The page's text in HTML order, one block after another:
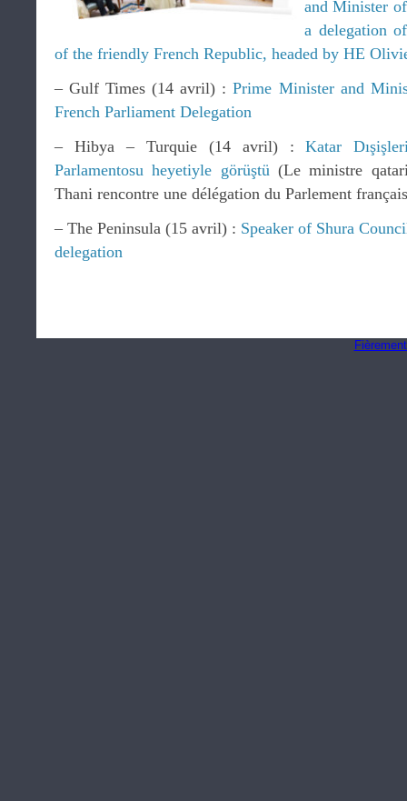
and Minister
a delegation
of the friendly French Republic, headed by HE
– Gulf Times (14 avril) :Prime Minister and
French Parliament Delegation
– Hibya – Turquie (14 avril) :Katar
Parlamentosu heyetiyle görüştü(Le ministre
Thani rencontre une délégation du Parlement
– The Peninsula (15 avril) : Speaker of Shura
delegation